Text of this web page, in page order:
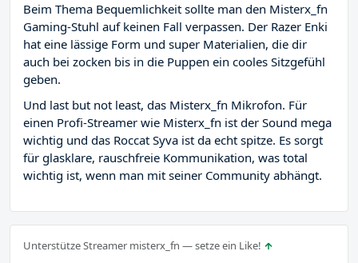
Beim Thema Bequemlichkeit sollte man den Misterx_fn
Gaming-Stuhl auf keinen Fall verpassen. Der Razer Enki
hat eine lässige Form und super Materialien, die dir
auch bei zocken bis in die Puppen ein cooles Sitzgefühl
geben.
Und last but not least, das Misterx_fn Mikrofon. Für
einen Profi-Streamer wie Misterx_fn ist der Sound mega
wichtig und das Roccat Syva ist da echt spitze. Es sorgt
für glasklare, rauschfreie Kommunikation, was total
wichtig ist, wenn man mit seiner Community abhängt.
Unterstütze Streamer misterx_fn — setze ein Like!